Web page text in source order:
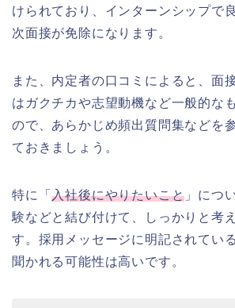
けられており、インターンシップで
次面接が免除になります。
また、内定者の口コミによると、面
はガクチカや志望動機など一般的な
ので、あらかじめ頻出質問集などを
ておきましょう。
特に「入社後にやりたいこと 」につ
験などと結び付けて、しっかりと考
す。採用メッセージに明記されてい
聞かれる可能性は高いです。